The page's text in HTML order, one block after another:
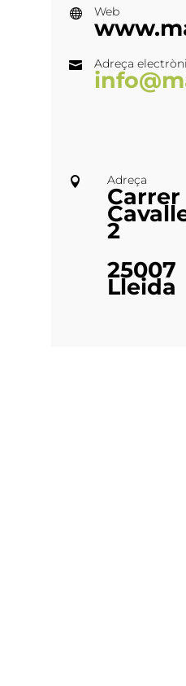
 Web
 Adreça
 Adreça
Carrer
2
25007
Lleida